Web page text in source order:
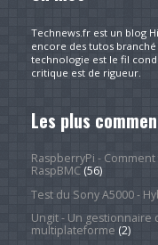
Technews.fr est un blog
encore des tutos
technologie est le fil
critique est de rigueur.
Les plus
RaspberryPi -
RaspBMC(56)
Test du Sony A5000 -
Ungit - Un
multiplateforme (2)